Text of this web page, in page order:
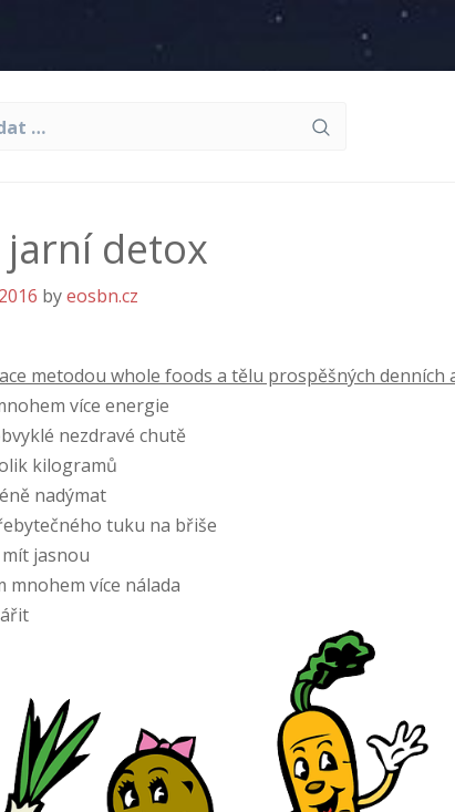
jarní detox
byeosbn.cz
metodou whole foods a tělu prospěšných denních
více energie
nezdravé chutě
kilogramů
nadýmat
tuku na břiše
jasnou
více nálada